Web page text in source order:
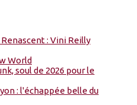
: Vini Reilly
World
soul de 2026 pour le
: l'échappée belle du